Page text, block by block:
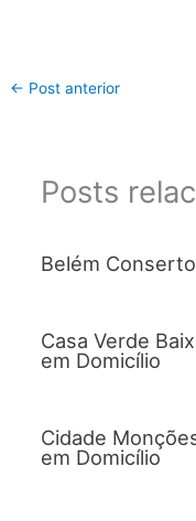
← Post anterior
Posts
Belém
Casa Verde
em Domicílio
Cidade
em Domicílio